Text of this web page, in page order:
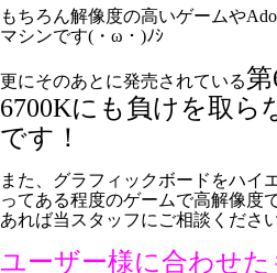
もちろん解像度の高いゲームや
マシンです(・ω・)ﾉｼ
更にそのあとに発売されている
6700Kにも負けを取ら
です！
また、グラフィックボードをハイ
ってある程度のゲームで高解像度
あれば当スタッフにご相談くださ
ユーザー様に合わせ